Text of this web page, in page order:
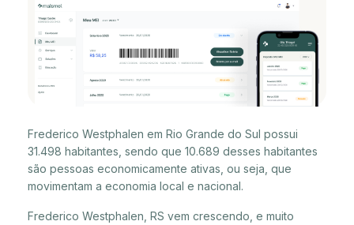
Frederico Westphalen em Rio Grande do Sul possui
31.498 habitantes, sendo que 10.689 desses habitantes
são pessoas economicamente ativas, ou seja, que
movimentam a economia local e nacional.
Frederico Westphalen, RS vem crescendo, e muito